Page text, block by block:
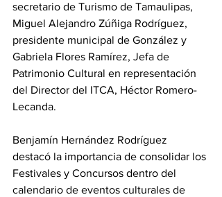
secretario de Turismo de Tamaulipas,
Miguel Alejandro Zúñiga Rodríguez,
presidente municipal de González y
Gabriela Flores Ramírez, Jefa de
Patrimonio Cultural en representación
del Director del ITCA, Héctor Romero-
Lecanda.
Benjamín Hernández Rodríguez
destacó la importancia de consolidar los
Festivales y Concursos dentro del
calendario de eventos culturales de